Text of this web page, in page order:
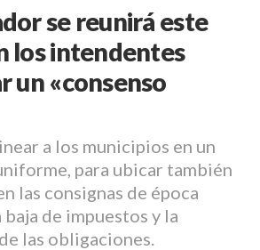
se reunirá este
los intendentes
un «consenso
a los municipios en un
para ubicar también
las consignas de época
de impuestos y la
las obligaciones.